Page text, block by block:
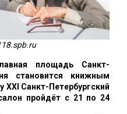
площадь Санкт-
становится книжным
Санкт-Петербургский
пройдёт с 21 по 24